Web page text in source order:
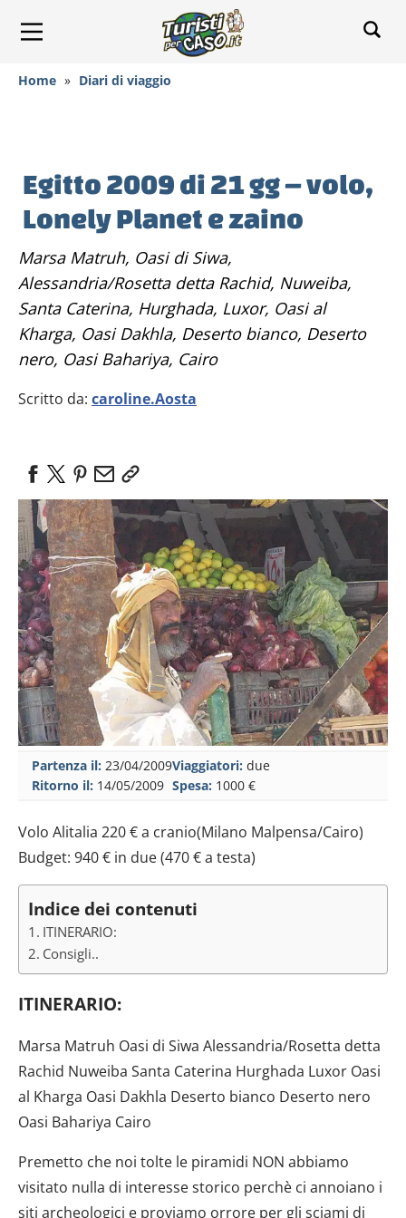
Home » Diari di viaggio
Egitto 2009 di 21 gg – volo,
Lonely Planet e zaino
Marsa Matruh, Oasi di Siwa,
Alessandria/Rosetta detta Rachid, Nuweiba,
Santa Caterina, Hurghada, Luxor, Oasi al
Kharga, Oasi Dakhla, Deserto bianco, Deserto
nero, Oasi Bahariya, Cairo
Scritto da: caroline.Aosta
Partenza il: 23/04/2009
Ritorno il: 14/05/2009
Viaggiatori: due
Spesa: 1000 €
Volo Alitalia 220 € a cranio(Milano Malpensa/Cairo)
Budget: 940 € in due (470 € a testa)
Indice dei contenuti
ITINERARIO:
Consigli..
ITINERARIO:
Marsa Matruh Oasi di Siwa Alessandria/Rosetta detta
Rachid Nuweiba Santa Caterina Hurghada Luxor Oasi
al Kharga Oasi Dakhla Deserto bianco Deserto nero
Oasi Bahariya Cairo
Premetto che noi tolte le piramidi NON abbiamo
visitato nulla di interesse storico perchè ci annoiano i
siti archeologici e proviamo orrore per gli sciami di